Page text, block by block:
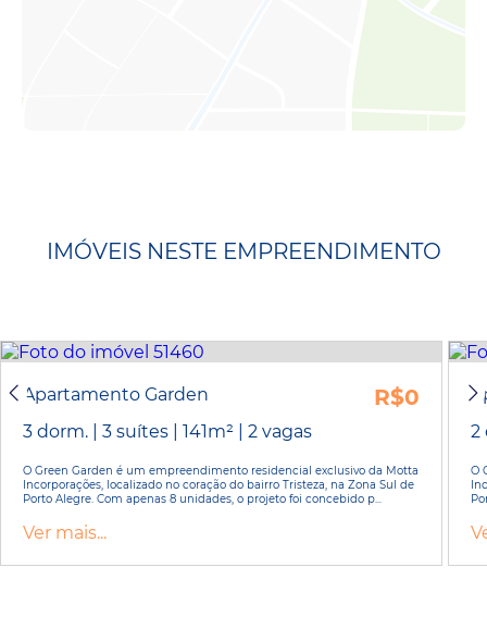
IMÓVEIS NESTE EMPREENDIMENTO
Apartamento Garden R$0
3 dorm. | 3 suítes | 141m² | 2 vagas
O Green Garden é um empreendimento residencial exclusivo da Motta
Incorporações, localizado no coração do bairro Tristeza, na Zona Sul de
Porto Alegre. Com apenas 8 unidades, o projeto foi concebido p...
Ver mais...
2
O